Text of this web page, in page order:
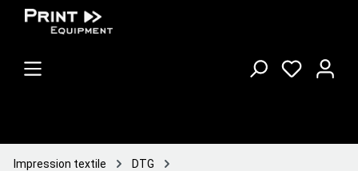
Impression textile
DTG